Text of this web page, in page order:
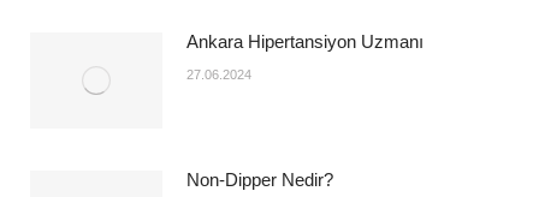
Ankara Hipertansiyon Uzmanı
27.06.2024
Non-Dipper Nedir?